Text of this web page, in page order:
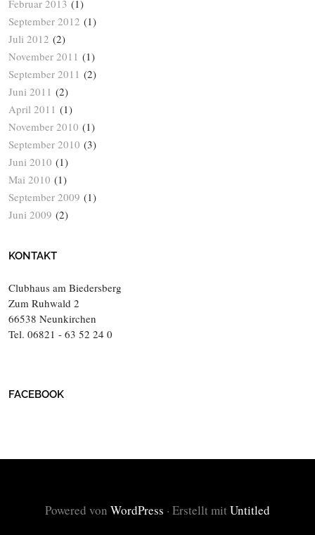
Februar 2013 (1)
September 2012 (1)
Juli 2012 (2)
November 2011 (1)
September 2011 (2)
Juni 2011 (2)
April 2011 (1)
November 2010 (1)
September 2010 (3)
Juni 2010 (1)
Mai 2010 (1)
September 2009 (1)
Juni 2009 (2)
KONTAKT
Clubhaus am Biedersberg
Zum Ruhwald 2
66538 Neunkirchen
Tel. 06821 - 63 52 24 0
FACEBOOK
Powered von WordPress · Erstellt mit Untitled